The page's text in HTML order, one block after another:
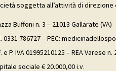
soggetta all’attività di direzione
Buffoni n. 3 – 21013 Gallarate (VA)
0331 786727 – PEC:
e P. IVA 01995210125 – REA Varese n.
sociale € 20.000,00 i.v.